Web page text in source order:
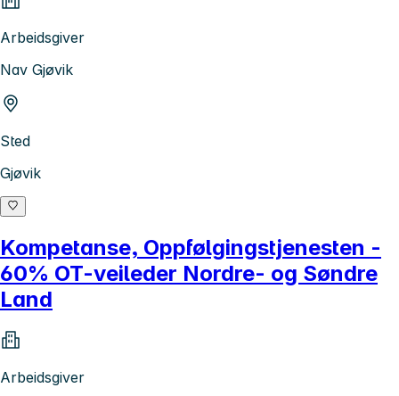
Arbeidsgiver
Nav Gjøvik
Sted
Gjøvik
Kompetanse, Oppfølgingstjenesten -
60% OT-veileder Nordre- og Søndre
Land
Arbeidsgiver